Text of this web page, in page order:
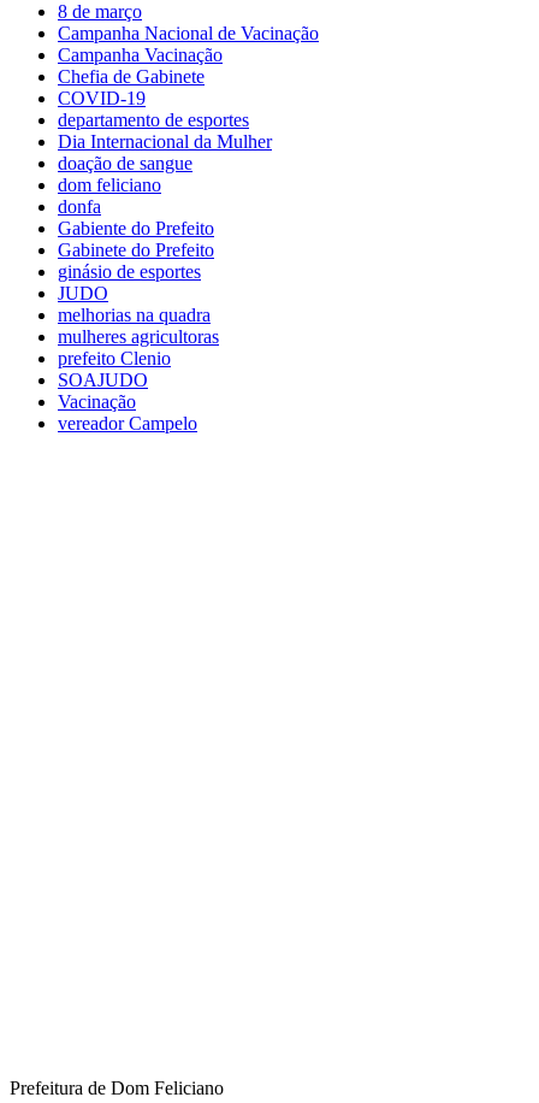
8 de março
Campanha Nacional de Vacinação
Campanha Vacinação
Chefia de Gabinete
COVID-19
departamento de esportes
Dia Internacional da Mulher
doação de sangue
dom feliciano
donfa
Gabiente do Prefeito
Gabinete do Prefeito
ginásio de esportes
JUDO
melhorias na quadra
mulheres agricultoras
prefeito Clenio
SOAJUDO
Vacinação
vereador Campelo
Prefeitura de Dom Feliciano